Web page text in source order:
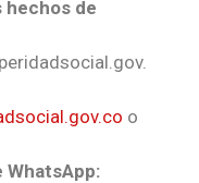
hechos de
o
WhatsApp: